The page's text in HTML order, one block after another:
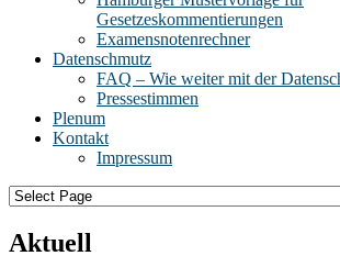
Gesetzeskommentierungen
Examensnotenrechner
Datenschmutz
FAQ – Wie weiter mit der
Pressestimmen
Plenum
Kontakt
Impressum
Aktuell